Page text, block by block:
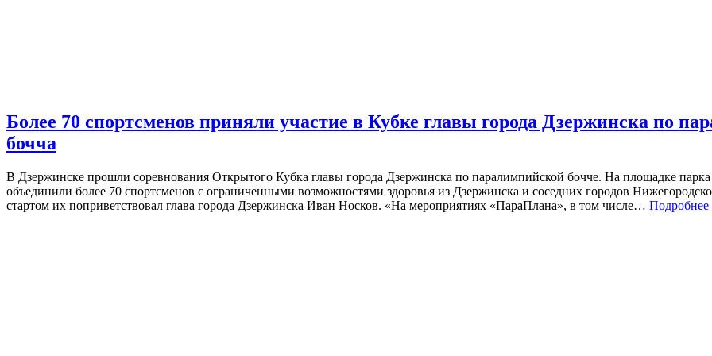
Более 70 спортсменов приняли участие в Кубке главы города Дзержинска по
бочча
В Дзержинске прошли соревнования Открытого Кубка главы города Дзержинска по паралимпийской бочче. На площадке парка
объединили более 70 спортсменов с ограниченными возможностями здоровья из Дзержинска и соседних городов
стартом их поприветствовал глава города Дзержинска Иван Носков. «На мероприятиях «ПараПлана», в том числе… Подробнее